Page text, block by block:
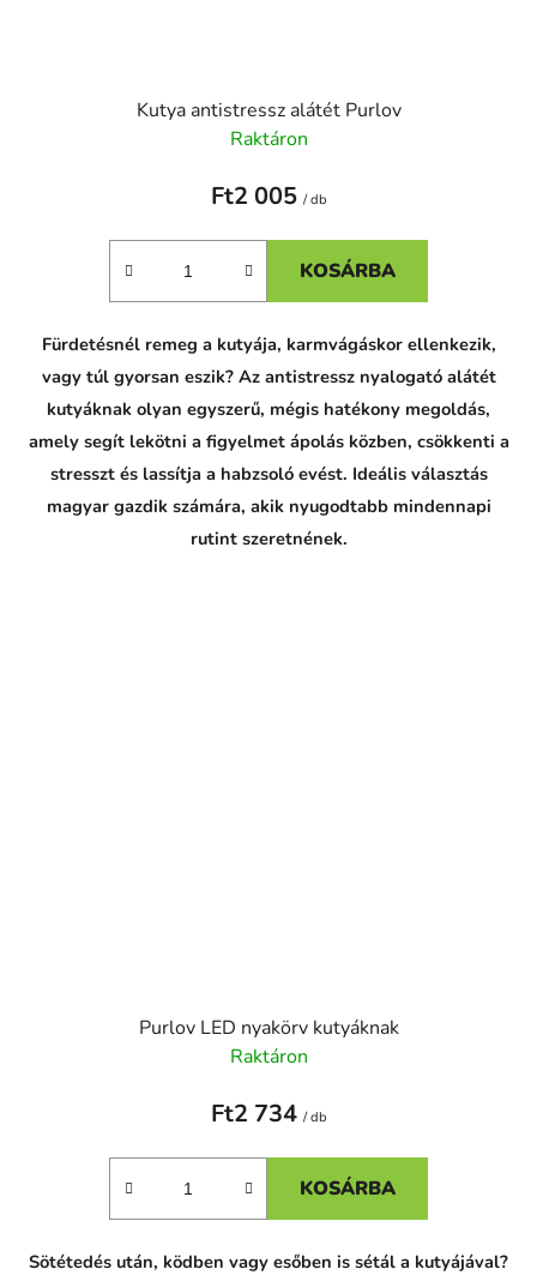
Kutya antistressz alátét Purlov
Raktáron
Ft2 005 / db
KOSÁRBA
Fürdetésnél remeg a kutyája, karmvágáskor ellenkezik,
vagy túl gyorsan eszik? Az antistressz nyalogató alátét
kutyáknak olyan egyszerű, mégis hatékony megoldás,
amely segít lekötni a figyelmet ápolás közben, csökkenti a
stresszt és lassítja a habzsoló evést. Ideális választás
magyar gazdik számára, akik nyugodtabb mindennapi
rutint szeretnének.
Purlov LED nyakörv kutyáknak
Raktáron
Ft2 734 / db
KOSÁRBA
Sötétedés után, ködben vagy esőben is sétál a kutyájával?